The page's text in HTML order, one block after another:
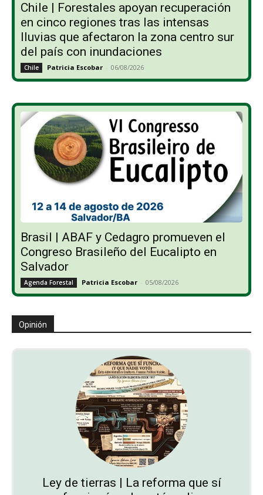
Chile | Forestales apoyan recuperación
en cinco regiones tras las intensas
lluvias que afectaron la zona centro sur
del país con inundaciones
Chile Patricia Escobar - 06/08/2026
Brasil | ABAF y Cedagro promueven el
Congreso Brasileño del Eucalipto en
Salvador
Agenda Forestal Patricia Escobar - 05/08/2026
Opinión
Ley de tierras | La reforma que sí